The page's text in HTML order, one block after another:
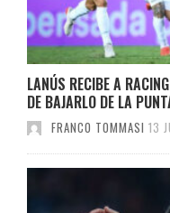
LANÚS RECIBE A
DE BAJARLO DE LA
FRANCO TOMMASI 13